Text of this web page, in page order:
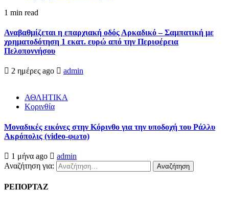
1 min read
Αναβαθμίζεται η επαρχιακή οδός Αρκαδικό – Σαμπατική με
χρηματοδότηση 1 εκατ. ευρώ από την Περιφέρεια
Πελοποννήσου
2 ημέρες ago admin
ΑΘΛΗΤΙΚΑ
Κορινθία
Μοναδικές εικόνες στην Κόρινθο για την υποδοχή του Ράλλυ
Ακρόπολις (video-φωτο)
1 μήνα ago
admin
Αναζήτηση για:
ΡΕΠΟΡΤΑΖ